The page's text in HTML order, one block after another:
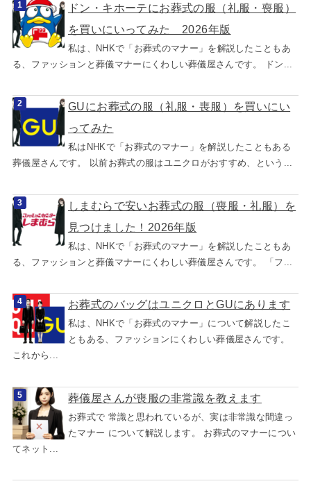
ドン・キホーテにお葬式の服（礼服・喪服）
を買いにいってみた 2026年版
私は、NHKで「お葬式のマナー」を解説したこともあ
る、ファッションと葬儀マナーにくわしい葬儀屋さんです。 ドン...
GUにお葬式の服（礼服・喪服）を買いにい
ってみた
私はNHKで「お葬式のマナー」を解説したこともある
葬儀屋さんです。 以前お葬式の服はユニクロがおすすめ、という...
しまむらで安いお葬式の服（喪服・礼服）を
見つけました！2026年版
私は、NHKで「お葬式のマナー」を解説したこともあ
る、ファッションと葬儀マナーにくわしい葬儀屋さんです。 「フ...
お葬式のバッグはユニクロとGUにあります
私は、NHKで「お葬式のマナー」について解説したこ
ともある、ファッションにくわしい葬儀屋さんです。
これから...
葬儀屋さんが喪服の非常識を教えます
お葬式で 常識と思われているが、実は非常識な間違っ
たマナー について解説します。 お葬式のマナーについ
てネット...